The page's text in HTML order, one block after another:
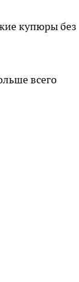
купюры без
всего